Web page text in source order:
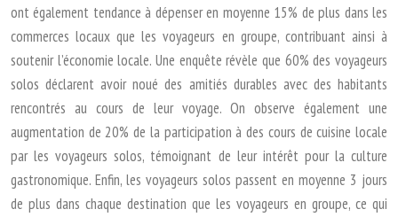
ont également tendance à dépenser en moyenne 15% de plus dans les
commerces locaux que les voyageurs en groupe, contribuant ainsi à
soutenir l’économie locale. Une enquête révèle que 60% des voyageurs
solos déclarent avoir noué des amitiés durables avec des habitants
rencontrés au cours de leur voyage. On observe également une
augmentation de 20% de la participation à des cours de cuisine locale
par les voyageurs solos, témoignant de leur intérêt pour la culture
gastronomique. Enfin, les voyageurs solos passent en moyenne 3 jours
de plus dans chaque destination que les voyageurs en groupe, ce qui